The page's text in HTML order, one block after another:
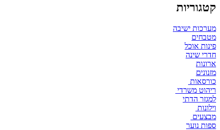
קטגוריות
מערכות ישיבה
מטבחים
פינות אוכל
חדרי שינה
ארונות
מזנונים
כורסאות
ריהוט משרדי
למגזר הדתי
וילונות
מבצעים
ספות נוער